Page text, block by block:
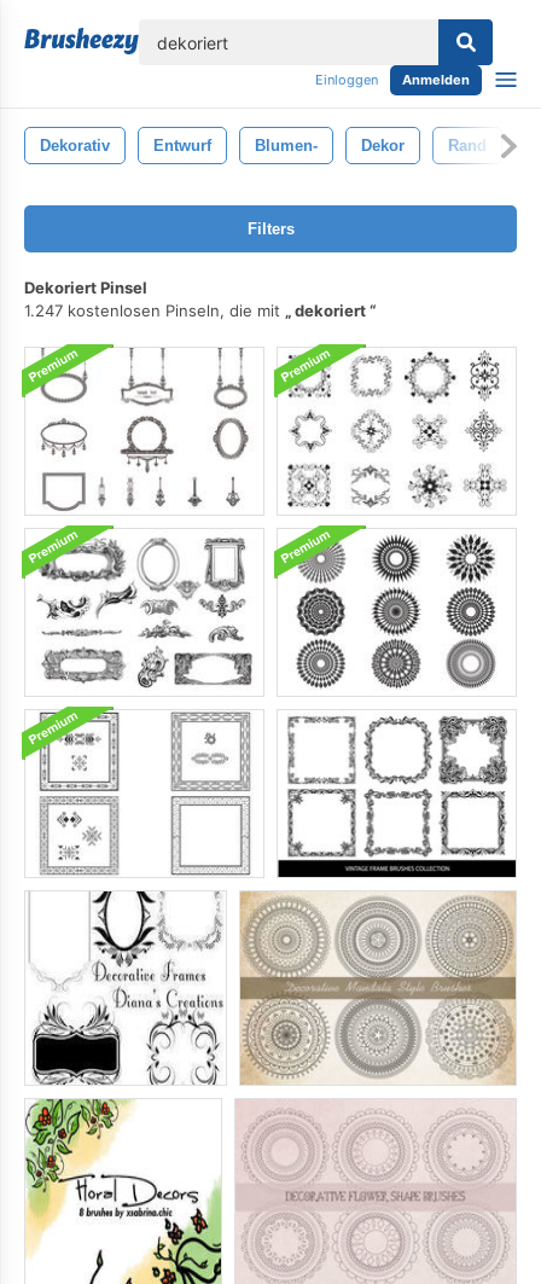
Einloggen Anmelden
Dekorativ Entwurf Blumen- Dekor Rand
Filters
Dekoriert Pinsel
1.247 kostenlosen Pinseln, die mit
dekoriert